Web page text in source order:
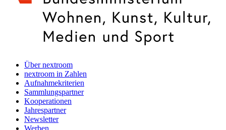
Über nextroom
nextroom in Zahlen
Aufnahmekriterien
Sammlungspartner
Kooperationen
Jahrespartner
Newsletter